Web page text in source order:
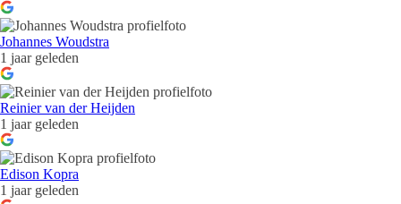
Johannes Woudstra
1 jaar geleden
Reinier van der Heijden
1 jaar geleden
Edison Kopra
1 jaar geleden